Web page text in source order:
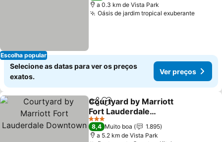
Escolha popular
a 0.3 km de Vista Park
Oásis de jardim tropical exuberante
Selecione as datas para ver os preços
exatos.
Ver preços
PartilharAdicionar aos favoritos
Courtyard by Marriott
Fort Lauderdale
Downtown
3 Estrelas
8,4 Muito boa
1.895
a 5.2 km de Vista Park